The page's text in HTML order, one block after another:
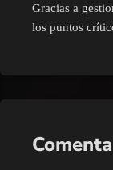
Gracias a
los puntos